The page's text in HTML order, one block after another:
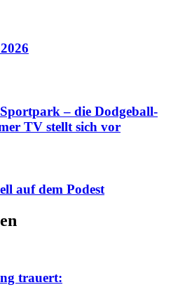
– die Dodgeball-
TV stellt sich vor
auf dem Podest
trauert: